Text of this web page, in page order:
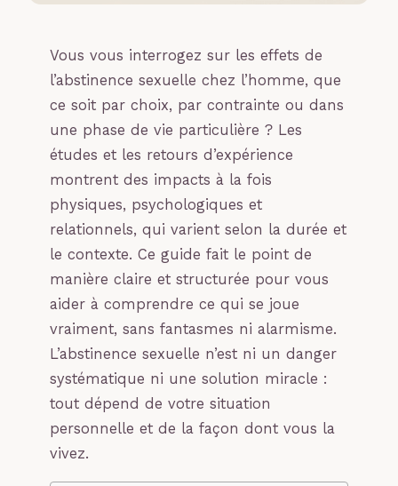
Vous vous interrogez sur les effets de
l’abstinence sexuelle chez l’homme, que
ce soit par choix, par contrainte ou dans
une phase de vie particulière ? Les
études et les retours d’expérience
montrent des impacts à la fois
physiques, psychologiques et
relationnels, qui varient selon la durée et
le contexte. Ce guide fait le point de
manière claire et structurée pour vous
aider à comprendre ce qui se joue
vraiment, sans fantasmes ni alarmisme.
L’abstinence sexuelle n’est ni un danger
systématique ni une solution miracle :
tout dépend de votre situation
personnelle et de la façon dont vous la
vivez.